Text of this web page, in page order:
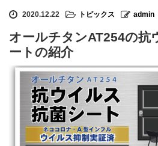
2020.12.22 トピックス admin
オールチタンAT254の抗
ートの紹介